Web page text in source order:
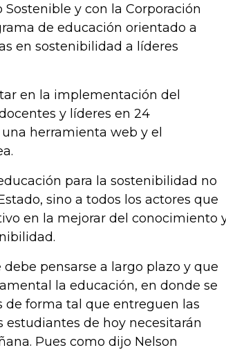
y con la Corporación
de educación orientado a
en sostenibilidad a líderes
en la implementación del
y líderes en 24
herramienta web y el
para la sostenibilidad no
sino a todos los actores que
en la mejorar del conocimiento
pensarse a largo plazo y que
la educación, en donde se
de forma tal que entreguen las
estudiantes de hoy necesitarán
Pues como dijo Nelson